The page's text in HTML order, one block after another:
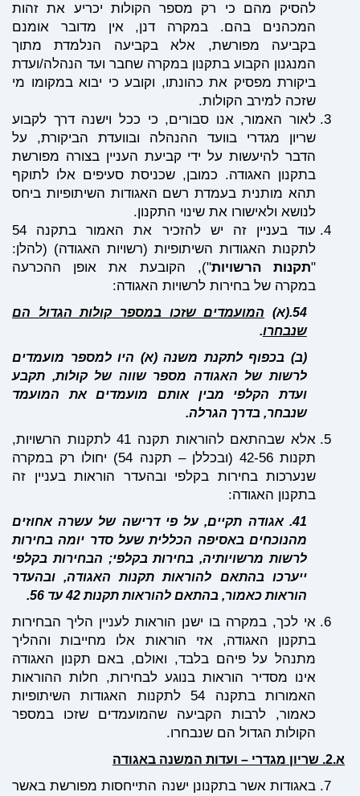
להסיק מהם כי רק מספר הקולות יכריע את זהות
המכהנים בהם. במקרה דנן, אין מדובר אומנם
בקביעה מפורשת, אלא בקביעה הנלמדת מתוך
המנגנון הקבוע בתקנון במקרה שחבר ועד הנהלה/ועדת
ביקורת מפסיק את כהונתו, וקובע כי יבוא במקומו מי
שזכה למירב הקולות.
לאור האמור, אנו סבורים, כי ככל וישנה דרך לקבוע
שריון מגדרי בוועד ההנהלה ובוועדת הביקורת, על
הדבר להיעשות על ידי קביעת העניין בצורה מפורשת
בתקנון האגודה. כמובן, שכניסת סעיפים אלו לתוקף
תהא מותנית בעמדת רשם האגודות השיתופיות ביחס
לנושא ולאישורו את שינוי התקנון.
עוד בעניין זה יש להזכיר את האמור בתקנה 54
לתקנות האגודות השיתופיות (רשויות האגודה) (להלן:
תקנות הרשויות"), הקובעת את אופן ההכרעה
במקרה של בחירות לרשויות האגודה:
(א)המועמדים שזכו במספר קולות הגדול הם
שנבחרו.
(ב) בכפוף לתקנת משנה (א) היו למספר מועמדים
לרשות של האגודה מספר שווה של קולות, תקבע
ועדת הקלפי מבין אותם מועמדים את המועמד
שנבחר, בדרך הגרלה.
אלא שבהתאם להוראות תקנה 41 לתקנות הרשויות,
תקנות 42-56 (ובכללן – תקנה 54) יחולו רק במקרה
שנערכות בחירות בקלפי ובהעדר הוראות בעניין זה
בתקנון האגודה:
אגודה תקיים, על פי דרישה של עשרה אחוזים
מהנוכחים באסיפה הכללית שעל סדר יומה בחירות
לרשות מרשויותיה, בחירות בקלפי; הבחירות בקלפי
ייערכו בהתאם להוראות תקנות האגודה, ובהעדר
הוראות כאמור, בהתאם להוראות תקנות 42 עד 56.
אי לכך, במקרה בו ישנן הוראות לעניין הליך הבחירות
בתקנון האגודה, אזי הוראות אלו מחייבות וההליך
מתנהל על פיהם בלבד, ואולם, באם תקנון האגודה
אינו מסדיר הוראות בנוגע לבחירות, חלות ההוראות
האמורות בתקנה 54 לתקנות האגודות השיתופיות
כאמור, לרבות הקביעה שהמועמדים שזכו במספר
הקולות הגדול הם שנבחרו.
באגודות אשר בתקנונן ישנה התייחסות מפורשת באשר